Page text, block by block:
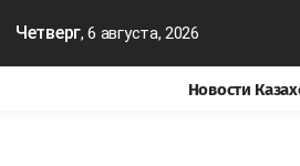
Четверг, 6 августа, 2026
Новости